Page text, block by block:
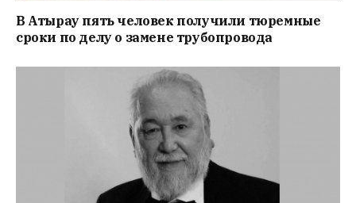
В Атырау пять человек получили тюремные
сроки по делу о замене трубопровода